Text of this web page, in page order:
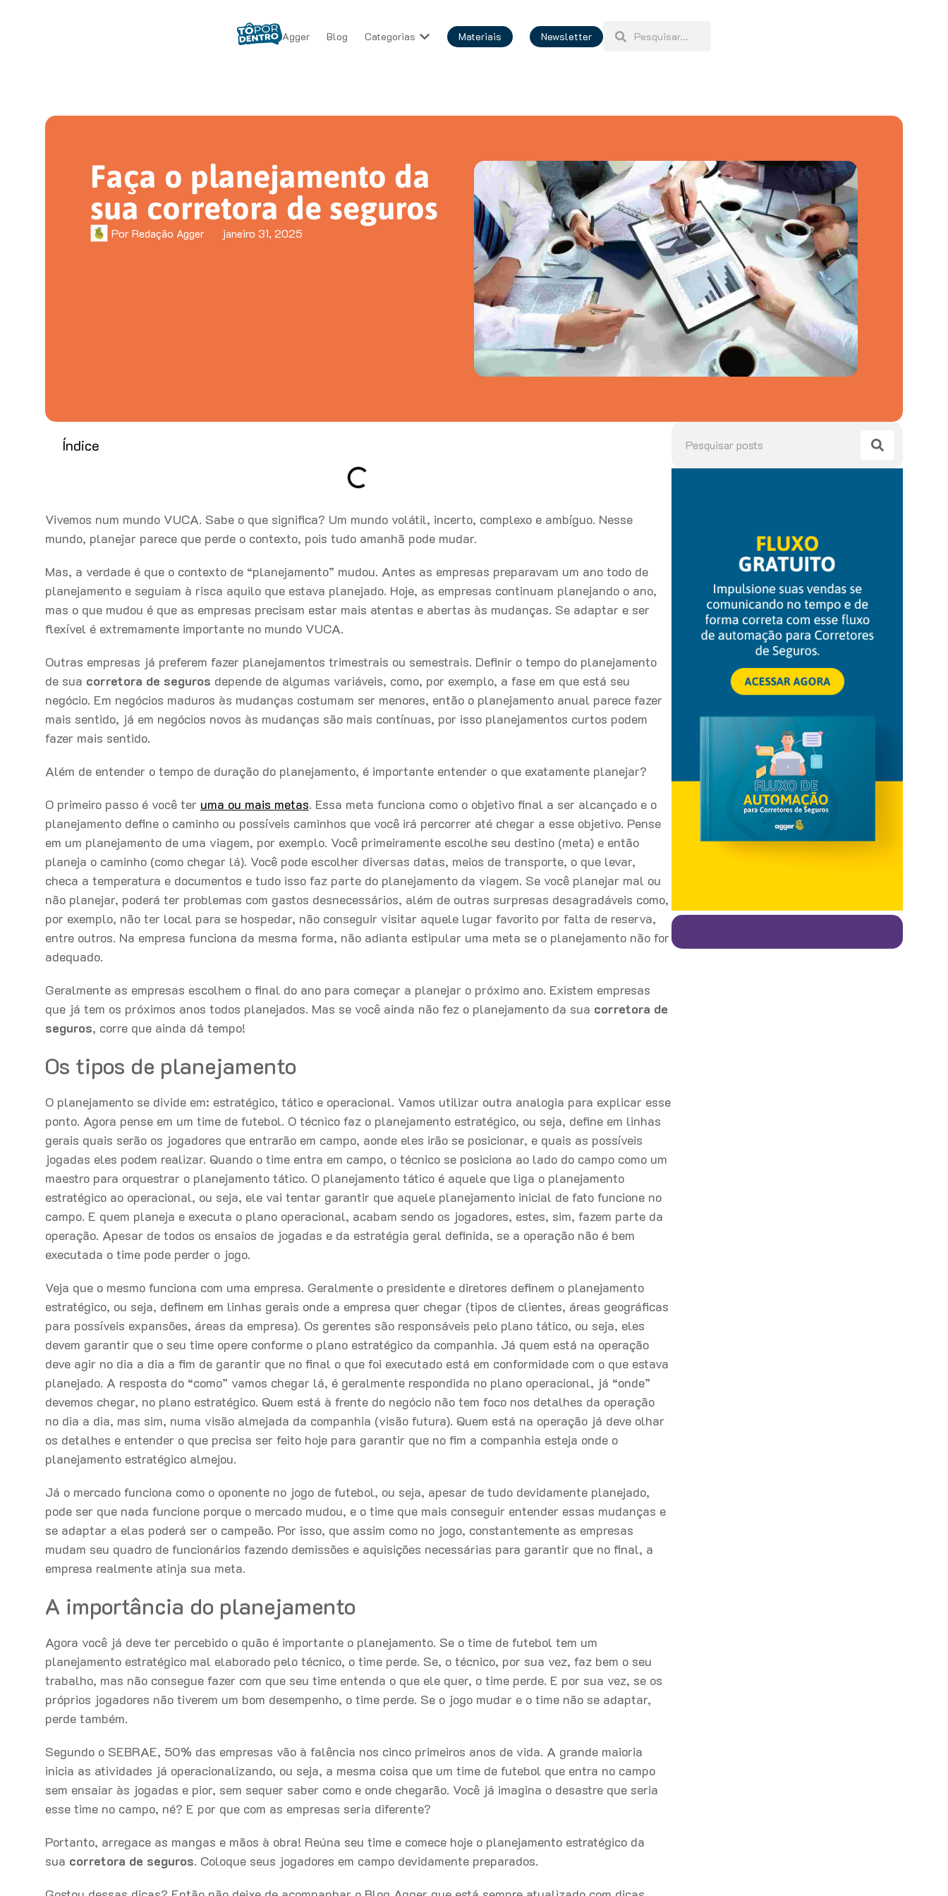
Agger Blog Categorias Materiais Newsletter
Faça o planejamento da
sua corretora de seguros
PorRedação Agger janeiro 31, 2025
Índice
Vivemos num mundo VUCA. Sabe o que significa? Um mundo volátil, incerto, complexo e ambíguo. Nesse
mundo, planejar parece que perde o contexto, pois tudo amanhã pode mudar.
Mas, a verdade é que o contexto de “planejamento” mudou. Antes as empresas preparavam um ano todo de
planejamento e seguiam à risca aquilo que estava planejado. Hoje, as empresas continuam planejando o ano,
mas o que mudou é que as empresas precisam estar mais atentas e abertas às mudanças. Se adaptar e ser
flexível é extremamente importante no mundo VUCA.
Outras empresas já preferem fazer planejamentos trimestrais ou semestrais. Definir o tempo do planejamento
de sua corretora de seguros depende de algumas variáveis, como, por exemplo, a fase em que está seu
negócio. Em negócios maduros às mudanças costumam ser menores, então o planejamento anual parece fazer
mais sentido, já em negócios novos às mudanças são mais contínuas, por isso planejamentos curtos podem
fazer mais sentido.
Além de entender o tempo de duração do planejamento, é importante entender o que exatamente planejar?
O primeiro passo é você ter uma ou mais metas. Essa meta funciona como o objetivo final a ser alcançado e o
planejamento define o caminho ou possíveis caminhos que você irá percorrer até chegar a esse objetivo. Pense
em um planejamento de uma viagem, por exemplo. Você primeiramente escolhe seu destino (meta) e então
planeja o caminho (como chegar lá). Você pode escolher diversas datas, meios de transporte, o que levar,
checa a temperatura e documentos e tudo isso faz parte do planejamento da viagem. Se você planejar mal ou
não planejar, poderá ter problemas com gastos desnecessários, além de outras surpresas desagradáveis como,
por exemplo, não ter local para se hospedar, não conseguir visitar aquele lugar favorito por falta de reserva,
entre outros. Na empresa funciona da mesma forma, não adianta estipular uma meta se o planejamento não for
adequado.
Geralmente as empresas escolhem o final do ano para começar a planejar o próximo ano. Existem empresas
que já tem os próximos anos todos planejados. Mas se você ainda não fez o planejamento da sua corretora de
seguros, corre que ainda dá tempo!
Os tipos de planejamento
O planejamento se divide em: estratégico, tático e operacional. Vamos utilizar outra analogia para explicar esse
ponto. Agora pense em um time de futebol. O técnico faz o planejamento estratégico, ou seja, define em linhas
gerais quais serão os jogadores que entrarão em campo, aonde eles irão se posicionar, e quais as possíveis
jogadas eles podem realizar. Quando o time entra em campo, o técnico se posiciona ao lado do campo como um
maestro para orquestrar o planejamento tático. O planejamento tático é aquele que liga o planejamento
estratégico ao operacional, ou seja, ele vai tentar garantir que aquele planejamento inicial de fato funcione no
campo. E quem planeja e executa o plano operacional, acabam sendo os jogadores, estes, sim, fazem parte da
operação. Apesar de todos os ensaios de jogadas e da estratégia geral definida, se a operação não é bem
executada o time pode perder o jogo.
Veja que o mesmo funciona com uma empresa. Geralmente o presidente e diretores definem o planejamento
estratégico, ou seja, definem em linhas gerais onde a empresa quer chegar (tipos de clientes, áreas geográficas
para possíveis expansões, áreas da empresa). Os gerentes são responsáveis pelo plano tático, ou seja, eles
devem garantir que o seu time opere conforme o plano estratégico da companhia. Já quem está na operação
deve agir no dia a dia a fim de garantir que no final o que foi executado está em conformidade com o que estava
planejado. A resposta do “como” vamos chegar lá, é geralmente respondida no plano operacional, já “onde”
devemos chegar, no plano estratégico. Quem está à frente do negócio não tem foco nos detalhes da operação
no dia a dia, mas sim, numa visão almejada da companhia (visão futura). Quem está na operação já deve olhar
os detalhes e entender o que precisa ser feito hoje para garantir que no fim a companhia esteja onde o
planejamento estratégico almejou.
Já o mercado funciona como o oponente no jogo de futebol, ou seja, apesar de tudo devidamente planejado,
pode ser que nada funcione porque o mercado mudou, e o time que mais conseguir entender essas mudanças e
se adaptar a elas poderá ser o campeão. Por isso, que assim como no jogo, constantemente as empresas
mudam seu quadro de funcionários fazendo demissões e aquisições necessárias para garantir que no final, a
empresa realmente atinja sua meta.
A importância do planejamento
Agora você já deve ter percebido o quão é importante o planejamento. Se o time de futebol tem um
planejamento estratégico mal elaborado pelo técnico, o time perde. Se, o técnico, por sua vez, faz bem o seu
trabalho, mas não consegue fazer com que seu time entenda o que ele quer, o time perde. E por sua vez, se os
próprios jogadores não tiverem um bom desempenho, o time perde. Se o jogo mudar e o time não se adaptar,
perde também.
Segundo o SEBRAE, 50% das empresas vão à falência nos cinco primeiros anos de vida. A grande maioria
inicia as atividades já operacionalizando, ou seja, a mesma coisa que um time de futebol que entra no campo
sem ensaiar às jogadas e pior, sem sequer saber como e onde chegarão. Você já imagina o desastre que seria
esse time no campo, né? E por que com as empresas seria diferente?
Portanto, arregace as mangas e mãos à obra! Reúna seu time e comece hoje o planejamento estratégico da
sua corretora de seguros. Coloque seus jogadores em campo devidamente preparados.